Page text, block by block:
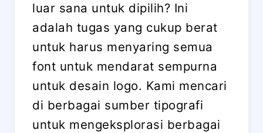
luar sana untuk dipilih? Ini
adalah tugas yang cukup berat
untuk harus menyaring semua
font untuk mendarat sempurna
untuk desain logo. Kami mencari
di berbagai sumber tipografi
untuk mengeksplorasi berbagai